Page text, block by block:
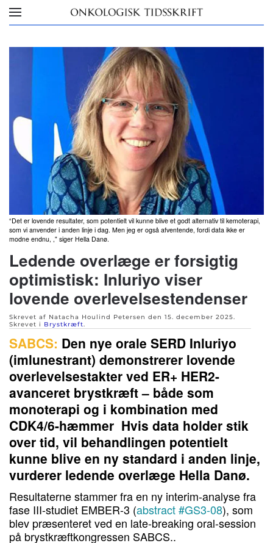
Skip to main content
“Det er lovende resultater, som potentielt vil kunne blive et godt alternativ til kemoterapi,
som vi anvender i anden linje i dag. Men jeg er også afventende, fordi data ikke er
modne endnu, ," siger Hella Danø.
Ledende overlæge er forsigtig
optimistisk: Inluriyo viser
lovende overlevelsestendenser
Skrevet af Natacha Houlind Petersen den 15. december 2025.
Skrevet i Brystkræft.
SABCS: Den nye orale SERD Inluriyo
(imlunestrant) demonstrerer lovende
overlevelsestakter ved ER+ HER2-
avanceret brystkræft – både som
monoterapi og i kombination med
CDK4/6-hæmmer Hvis data holder stik
over tid, vil behandlingen potentielt
kunne blive en ny standard i anden linje,
vurderer ledende overlæge Hella Danø.
Resultaterne stammer fra en ny interim-analyse fra
fase III-studiet EMBER-3 (abstract #GS3-08), som
blev præsenteret ved en late-breaking oral-session
på brystkræftkongressen SABCS..